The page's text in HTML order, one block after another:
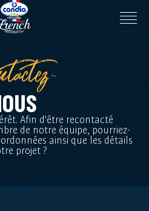
Afin d'être recontacté
de notre équipe, pourriez-
ainsi que les détails
projet ?